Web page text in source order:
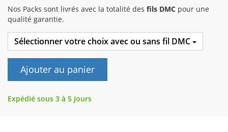
Nos Packs sont livrés avec la totalité des fils DMC pour une
qualité garantie.
Sélectionner votre choix avec ou sans fil DMC
Ajouter au panier
Expédié sous 3 à 5 Jours